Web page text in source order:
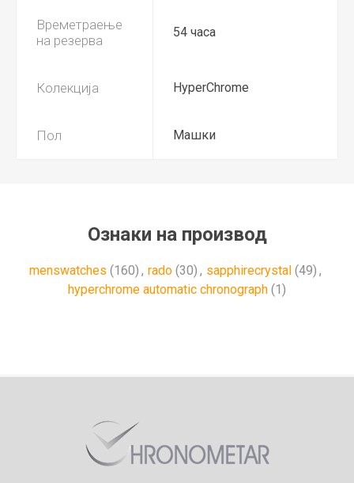
Времетраење
на резерва
54 часа
Колекција HyperChrome
Пол Машки
Ознаки на производ
menswatches (160) , rado (30) , sapphirecrystal (49) ,
hyperchrome automatic chronograph (1)